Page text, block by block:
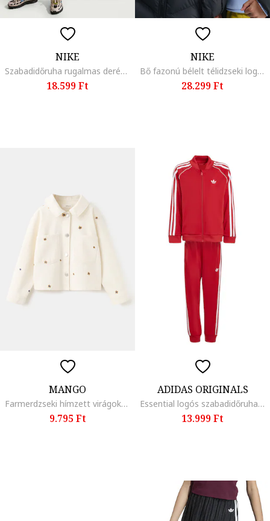
NIKE
Szabadidőruha rugalmas derékrésszel, Világosszürke/Törtfehér
18.599 Ft
NIKE
Bő fazonú bélelt télidzseki logóval, Fekete
28.299 Ft
MANGO
Farmerdzseki hímzett virágokkal, Világosbézs
9.795 Ft
ADIDAS ORIGINALS
Essential logós szabadidőruha, Piros/Fehér
13.999 Ft